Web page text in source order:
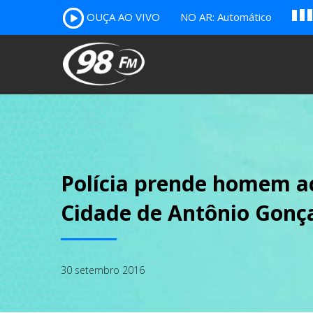
OUÇA AO VIVO NO AR: Automático B c
Polícia prende homem
Cidade de Antônio
30 setembro 2016